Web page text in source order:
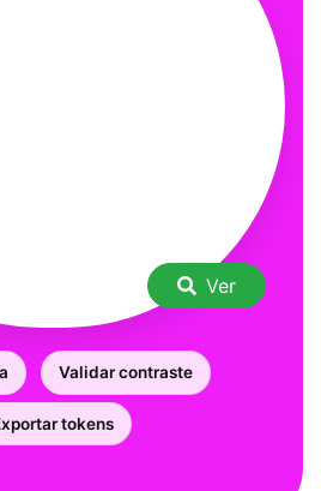
Ver
Validar contraste
tokens